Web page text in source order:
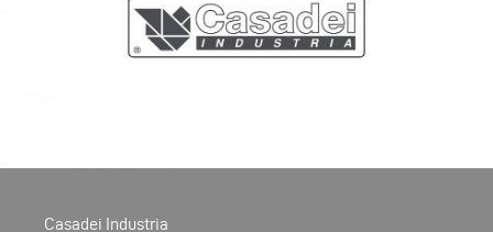
Casadei Industria